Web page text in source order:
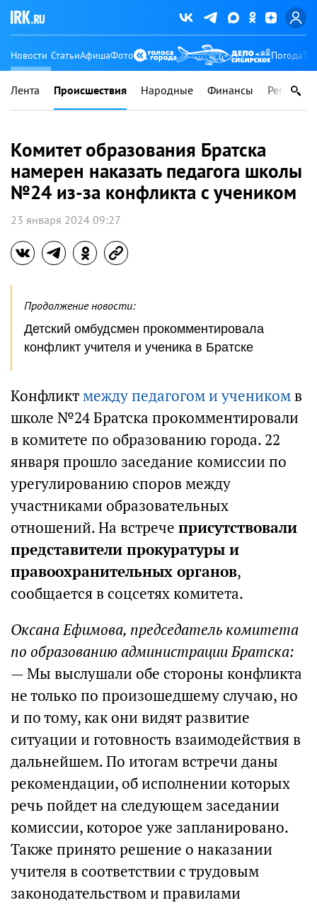
Новости СтатьиАфишаФото Погода
Лента Происшествия Народные Финансы Регионы
Комитет образования Братска
намерен наказать педагога школы
№24 из-за конфликта с учеником
23 января 2024 09:27
Продолжение новости:
Детский омбудсмен прокомментировала
конфликт учителя и ученика в Братске
Конфликтмежду педагогом и ученикомв
школе №24 Братска прокомментировали
в комитете по образованию города. 22
января прошло заседание комиссии по
урегулированию споров между
участниками образовательных
отношений. На встрече присутствовали
представители прокуратуры и
правоохранительных органов,
сообщается в соцсетях комитета.
Оксана Ефимова, председатель комитета
по образованию администрации Братска:
— Мы выслушали обе стороны конфликта
не только по произошедшему случаю, но
и по тому, как они видят развитие
ситуации и готовность взаимодействия в
дальнейшем. По итогам встречи даны
рекомендации, об исполнении которых
речь пойдет на следующем заседании
комиссии, которое уже запланировано.
Также принято решение о наказании
учителя в соответствии с трудовым
законодательством и правилами